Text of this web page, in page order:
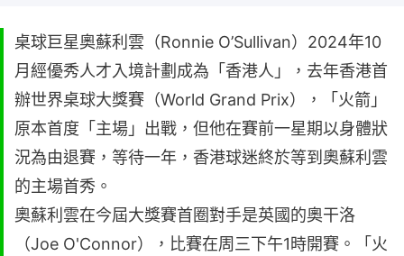
桌球巨星奧蘇利雲（Ronnie O’Sullivan）2024年10
月經優秀人才入境計劃成為「香港人」，去年香港首
辦世界桌球大獎賽（World Grand Prix），「火箭」
原本首度「主場」出戰，但他在賽前一星期以身體狀
況為由退賽，等待一年，香港球迷終於等到奧蘇利雲
的主場首秀。
奧蘇利雲在今屆大獎賽首圈對手是英國的奧干洛
（Joe O'Connor），比賽在周三下午1時開賽。「火